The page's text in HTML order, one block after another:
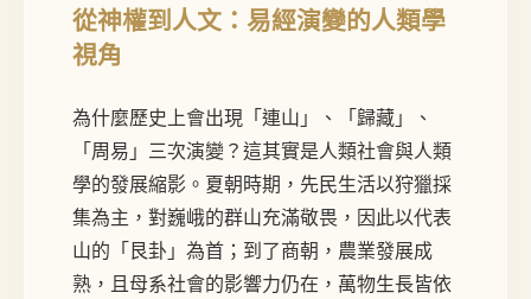
從神權到人文：易經演變的人類學
視角
為什麼歷史上會出現「連山」、「歸藏」、
「周易」三次演變？這其實是人類社會與人類
學的發展縮影。夏朝時期，先民生活以狩獵採
集為主，對巍峨的群山充滿敬畏，因此以代表
山的「艮卦」為首；到了商朝，農業發展成
熟，且母系社會的影響力仍在，萬物生長皆依